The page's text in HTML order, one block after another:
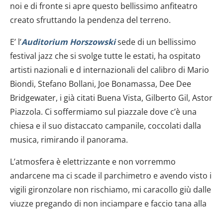
noi e di fronte si apre questo bellissimo anfiteatro
creato sfruttando la pendenza del terreno.
E’ l’Auditorium Horszowskisede di un bellissimo
festival jazz che si svolge tutte le estati, ha ospitato
artisti nazionali e d internazionali del calibro di Mario
Biondi, Stefano Bollani, Joe Bonamassa, Dee Dee
Bridgewater, i già citati Buena Vista, Gilberto Gil, Astor
Piazzola. Ci soffermiamo sul piazzale dove c’è una
chiesa e il suo distaccato campanile, coccolati dalla
musica, rimirando il panorama.
L’atmosfera è elettrizzante e non vorremmo
andarcene ma ci scade il parchimetro e avendo visto i
vigili gironzolare non rischiamo, mi caracollo giù dalle
viuzze pregando di non inciampare e faccio tana alla